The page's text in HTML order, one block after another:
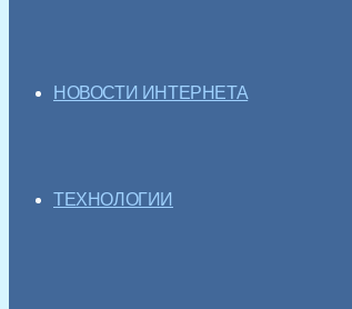
НОВОСТИ ИНТЕРНЕТА
ТЕХНОЛОГИИ